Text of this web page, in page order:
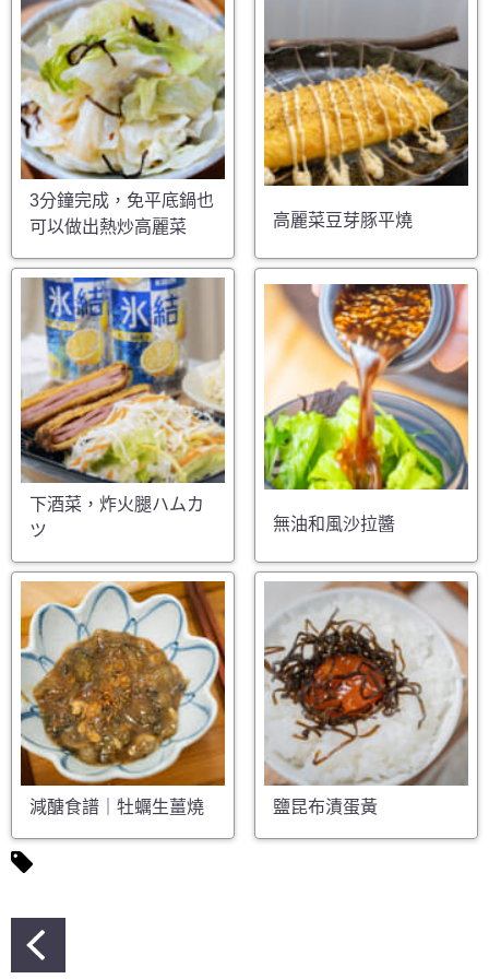
3分鐘完成，免平底鍋也
可以做出熱炒高麗菜
高麗菜豆芽豚平燒
下酒菜，炸火腿ハムカ
ツ
無油和風沙拉醬
減醣食譜｜牡蠣生薑燒 鹽昆布漬蛋黃
文